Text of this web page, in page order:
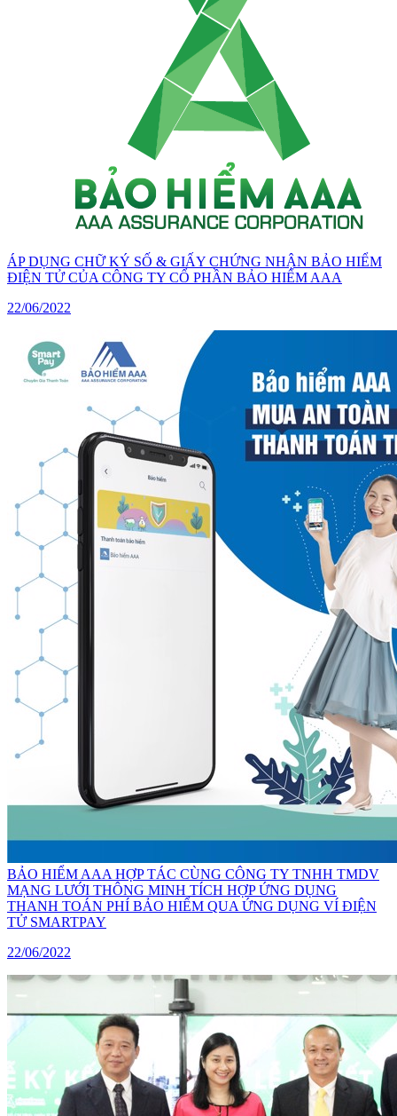
ÁP DỤNG CHỮ KÝ SỐ & GIẤY CHỨNG NHẬN BẢO HIỂM
ĐIỆN TỬ CỦA CÔNG TY CỔ PHẦN BẢO HIỂM AAA
22/06/2022
BẢO HIỂM AAA HỢP TÁC CÙNG CÔNG TY TNHH TMDV
MẠNG LƯỚI THÔNG MINH TÍCH HỢP ỨNG DỤNG
THANH TOÁN PHÍ BẢO HIỂM QUA ỨNG DỤNG VÍ ĐIỆN
TỬ SMARTPAY
22/06/2022